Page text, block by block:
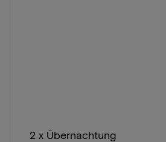
2 x Übernachtung